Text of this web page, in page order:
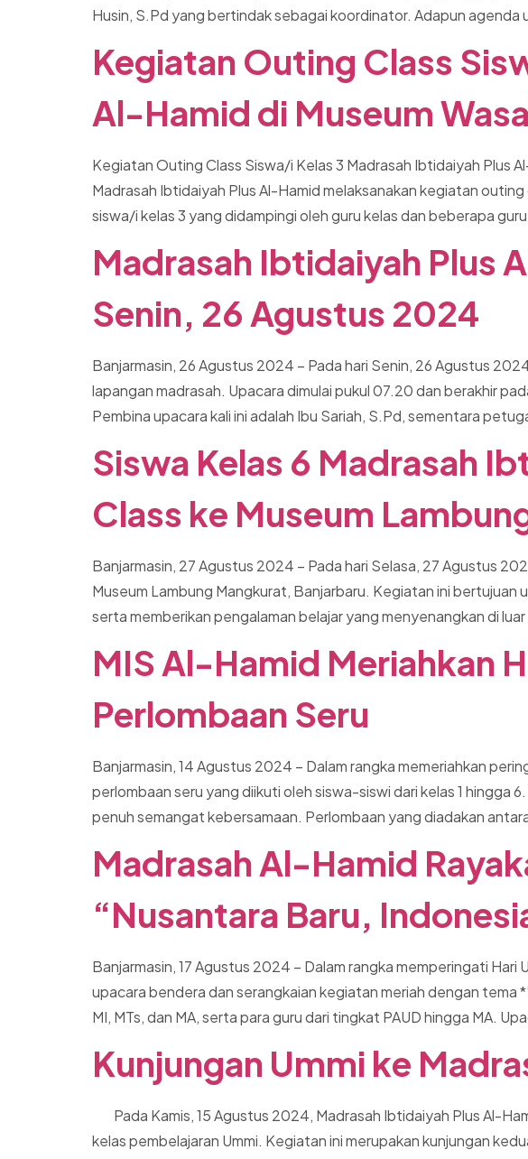
Husin, S.Pd yang bertindak sebagai koordinator. Adapun agenda
Kegiatan Outing Class
Al-Hamid di Museum
Kegiatan Outing Class Siswa/i Kelas 3 Madrasah Ibtidaiyah Plus
Madrasah Ibtidaiyah Plus Al-Hamid melaksanakan kegiatan
siswa/i kelas 3 yang didampingi oleh guru kelas dan beberapa
Madrasah Ibtidaiyah Plus
Senin, 26 Agustus 2024
Banjarmasin, 26 Agustus 2024 – Pada hari Senin, 26 Agustus
lapangan madrasah. Upacara dimulai pukul 07.20 dan berakhir
Pembina upacara kali ini adalah Ibu Sariah, S.Pd, sementara
Siswa Kelas 6 Madrasah
Class ke Museum
Banjarmasin, 27 Agustus 2024 – Pada hari Selasa, 27 Agustus
Museum Lambung Mangkurat, Banjarbaru. Kegiatan ini
serta memberikan pengalaman belajar yang menyenangkan di
MIS Al-Hamid Meriahkan
Perlombaan Seru
Banjarmasin, 14 Agustus 2024 – Dalam rangka memeriahkan
perlombaan seru yang diikuti oleh siswa-siswi dari kelas 1 hingga
penuh semangat kebersamaan. Perlombaan yang diadakan
Madrasah Al-Hamid
“Nusantara Baru,
Banjarmasin, 17 Agustus 2024 – Dalam rangka memperingati
upacara bendera dan serangkaian kegiatan meriah dengan tema
MI, MTs, dan MA, serta para guru dari tingkat PAUD hingga MA.
Kunjungan Ummi ke
Pada Kamis, 15 Agustus 2024, Madrasah Ibtidaiyah Plus Al-
kelas pembelajaran Ummi. Kegiatan ini merupakan kunjungan